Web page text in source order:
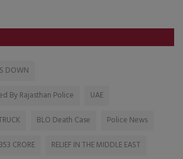
DOWN
By Rajasthan Police
UAE
BLO Death Case
Police News
CRORE
RELIEF IN THE MIDDLE EAST